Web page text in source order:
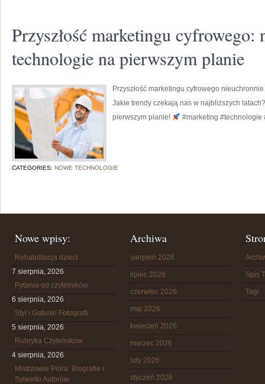
Przyszłość marketingu cyfrowego:
technologie na pierwszym planie
Przyszłość marketingu cyfrowego
Jakie trendy czekają nas w najbliższych
pierwszym planie!
#marketing #technologie
CATEGORIES: NOWE TECHNOLOGIE
Nowe wpisy:
Rehabilitacja dzieci
7 sierpnia, 2026
Pytania od czytelników
6 sierpnia, 2026
Styl i Gatunki Fotografii
5 sierpnia, 2026
Rubryka Czytelników
4 sierpnia, 2026
Mistrzowie Pióra: Biografie i
Sylwetki Autorów
Archiwa
sierpień 2026
lipiec 2026
czerwiec 2026
maj 2026
kwiecień 2026
marzec 2026
luty 2026
styczeń 2026
Spis
Tagi